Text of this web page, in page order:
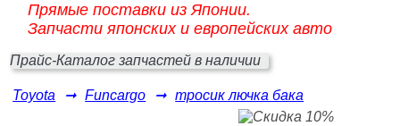
Прямые поставки из Японии.
Запчасти японских и европейских авто
Прайс-Каталог запчастей в наличии
Toyota ➞ Funcargo ➞ тросик лючка бака